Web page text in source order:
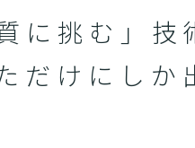
に挑む」
だけにしか